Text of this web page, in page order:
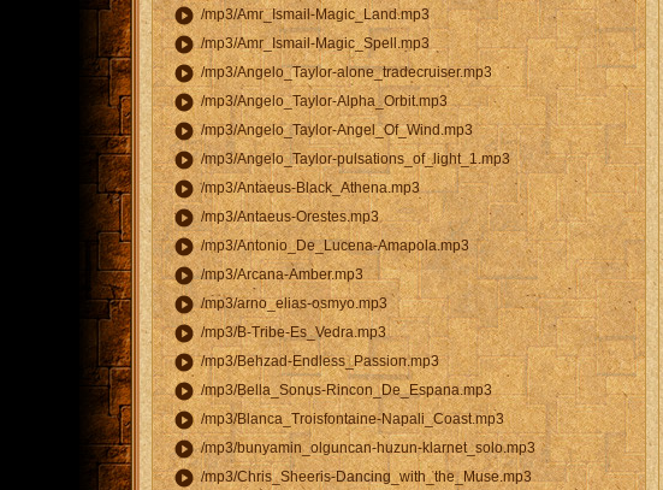
play_circle /mp3/Amr_Ismail-Magic_Land.mp3
play_circle /mp3/Amr_Ismail-Magic_Spell.mp3
play_circle /mp3/Angelo_Taylor-alone_tradecruiser.mp3
play_circle /mp3/Angelo_Taylor-Alpha_Orbit.mp3
play_circle /mp3/Angelo_Taylor-Angel_Of_Wind.mp3
play_circle /mp3/Angelo_Taylor-pulsations_of_light_1.mp3
play_circle /mp3/Antaeus-Black_Athena.mp3
play_circle /mp3/Antaeus-Orestes.mp3
play_circle /mp3/Antonio_De_Lucena-Amapola.mp3
play_circle /mp3/Arcana-Amber.mp3
play_circle /mp3/arno_elias-osmyo.mp3
play_circle /mp3/B-Tribe-Es_Vedra.mp3
play_circle /mp3/Behzad-Endless_Passion.mp3
play_circle /mp3/Bella_Sonus-Rincon_De_Espana.mp3
play_circle /mp3/Blanca_Troisfontaine-Napali_Coast.mp3
play_circle /mp3/bunyamin_olguncan-huzun-klarnet_solo.mp3
play_circle /mp3/Chris_Sheeris-Dancing_with_the_Muse.mp3